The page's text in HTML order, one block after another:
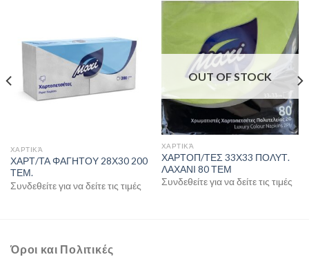
ΧΑΡΤΙΚΆ
ΧΑΡΤ/ΤΑ ΦΑΓΗΤΟΥ 28Χ30 200
ΤΕΜ.
Συνδεθείτε για να δείτε τις τιμές
OUT OF STOCK
ΧΑΡΤΙΚΆ
ΧΑΡΤΟΠ/ΤΕΣ 33Χ33 ΠΟΛΥΤ.
ΛΑΧΑΝΙ 80 ΤΕΜ
Συνδεθείτε για να δείτε τις τιμές
Όροι και Πολιτικές